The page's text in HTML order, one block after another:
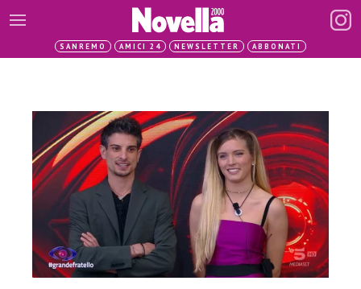
SANREMO AMICI 24 NEWSLETTER ABBONATI